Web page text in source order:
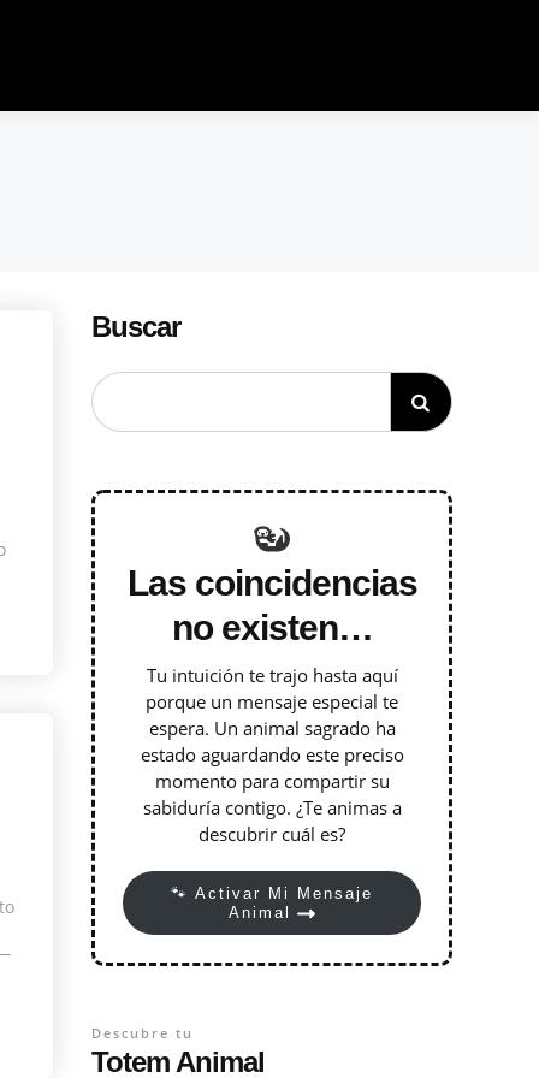
Buscar
Las coincidencias
no existen…
Tu intuición te trajo hasta aquí
porque un mensaje especial te
espera. Un animal sagrado ha
estado aguardando este preciso
momento para compartir su
sabiduría contigo. ¿Te animas a
descubrir cuál es?
🐾 Activar Mi Mensaje
Animal
Totem Animal
Descubre tu